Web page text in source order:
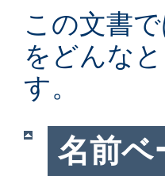
この文書
をどんな
す。
名前ベ